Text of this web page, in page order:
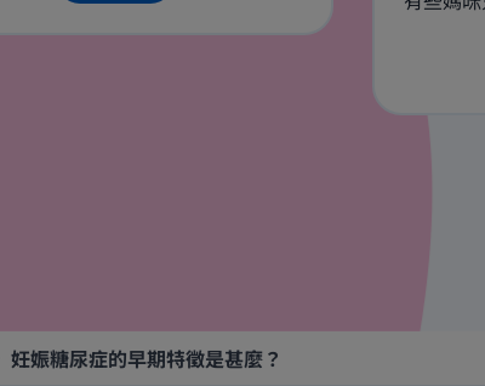
感到噁
兒健康
的方法
妊娠糖尿症的早期特徵是甚麼？